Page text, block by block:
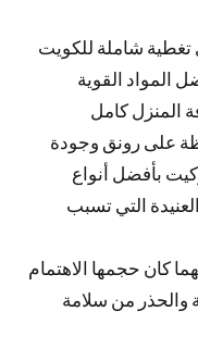
شاملة للكويت
المواد القوية
المنزل كامل
على رونق وجودة
بأفضل أنواع
التي تسبب
كان حجمها الاهتمام
والحذر من سلامة